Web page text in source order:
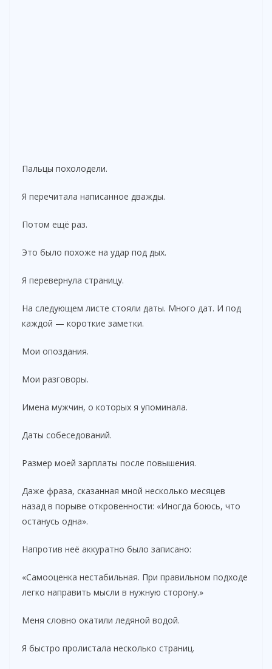
Пальцы похолодели.
Я перечитала написанное дважды.
Потом ещё раз.
Это было похоже на удар под дых.
Я перевернула страницу.
На следующем листе стояли даты. Много дат. И под
каждой — короткие заметки.
Мои опоздания.
Мои разговоры.
Имена мужчин, о которых я упоминала.
Даты собеседований.
Размер моей зарплаты после повышения.
Даже фраза, сказанная мной несколько месяцев
назад в порыве откровенности: «Иногда боюсь, что
останусь одна».
Напротив неё аккуратно было записано:
«Самооценка нестабильная. При правильном подходе
легко направить мысли в нужную сторону.»
Меня словно окатили ледяной водой.
Я быстро пролистала несколько страниц.